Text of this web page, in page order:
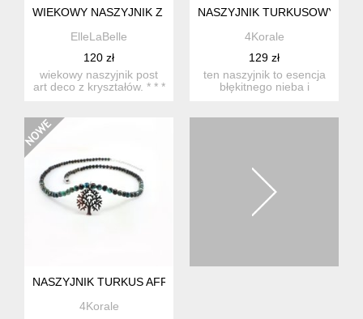
WIEKOWY NASZYJNIK Z KRYSZTAŁAMI
ElleLaBelle
120 zł
wiekowy naszyjnik post
art deco z kryształów. * * *
NASZYJNIK TURKUSOWY
4Korale
129 zł
ten naszyjnik to esencja
błękitnego nieba i
NASZYJNIK TURKUS AFRYKAŃSKI Z DRZEWEM ŻYCIA
4Korale